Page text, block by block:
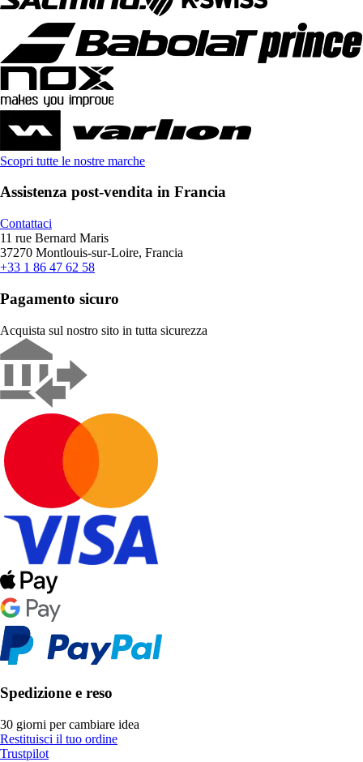
Scopri tutte le nostre marche
Assistenza post-vendita in Francia
Contattaci
11 rue Bernard Maris
37270 Montlouis-sur-Loire, Francia
+33 1 86 47 62 58
Pagamento sicuro
Acquista sul nostro sito in tutta sicurezza
Spedizione e reso
30 giorni per cambiare idea
Restituisci il tuo ordine
Trustpilot